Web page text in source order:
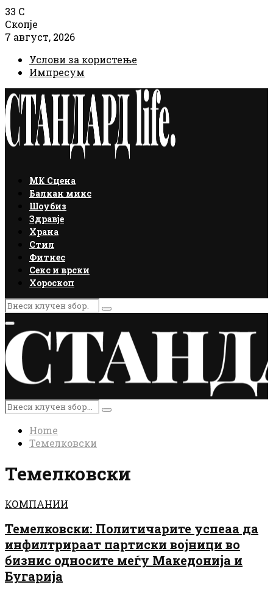
33 C
Скопје
7 август, 2026
Услови за користење
Импресум
Facebook
Instagram
Email
Rss
МК Сцена
Балкан микс
Шоубиз
Здравје
Храна
Стил
Фитнес
Секс и врски
Хороскоп
Search
for:
Search
Primary
Menu
Search
for:
Search
Home
Темелковски
Темелковски
КОМПАНИИ
Темелковски: Политичарите успеаа да
инфилтрираат партиски војници во
бизнис односите меѓу Македонија и
Бугарија